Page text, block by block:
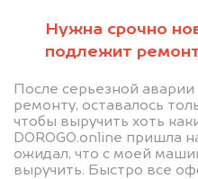
Нужна срочно
подлежит
После серьезной
ремонту, оставалось
чтобы выручить хоть
DOROGO.online пришла
ожидал, что с моей
выручить. Быстро все